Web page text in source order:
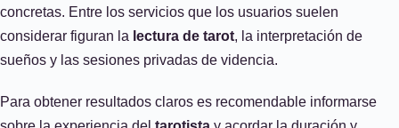
concretas. Entre los servicios que los usuarios suelen
considerar figuran la lectura de tarot, la interpretación de
sueños y las sesiones privadas de videncia.
Para obtener resultados claros es recomendable informarse